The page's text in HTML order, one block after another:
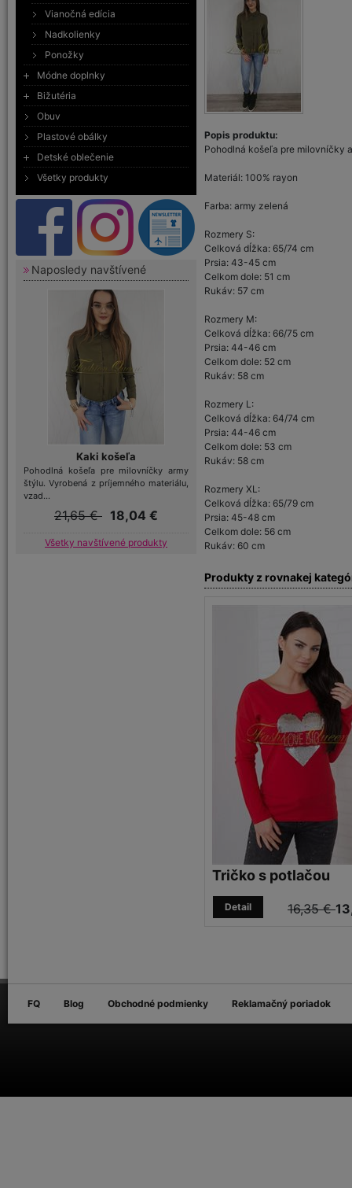
Vianočná edícia
Nadkolienky
Ponožky
Módne doplnky
Bižutéria
Obuv
Plastové obálky
Detské oblečenie
Všetky produkty
Naposledy navštívené
Kaki košeľa
Pohodlná košeľa pre milovníčky army
štýlu. Vyrobená z príjemného materiálu,
vzad...
21,65 € 18,04 €
Všetky navštívené produkty
Popis produktu:
Pohodlná košeľa pre milovníčky
Materiál: 100% rayon
Farba: army zelená
Rozmery S:
Celková dĺžka: 65/74 cm
Prsia: 43-45 cm
Celkom dole: 51 cm
Rukáv: 57 cm
Rozmery M:
Celková dĺžka: 66/75 cm
Prsia: 44-46 cm
Celkom dole: 52 cm
Rukáv: 58 cm
Rozmery L:
Celková dĺžka: 64/74 cm
Prsia: 44-46 cm
Celkom dole: 53 cm
Rukáv: 58 cm
Rozmery XL:
Celková dĺžka: 65/79 cm
Prsia: 45-48 cm
Celkom dole: 56 cm
Rukáv: 60 cm
Produkty z rovnakej
Tričko s potlačou
16,35 €
Detail
FQ Blog Obchodné podmienky Reklamačný poriadok